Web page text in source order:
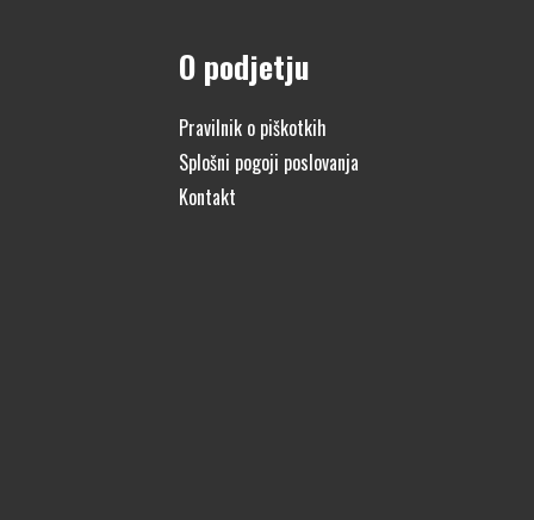
O podjetju
Pravilnik o piškotkih
Splošni pogoji poslovanja
Kontakt